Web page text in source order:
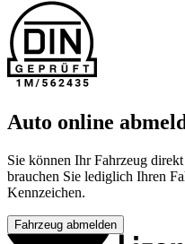
Auto online
Sie können Ihr Fahrzeug
brauchen Sie lediglich Ihren
Kennzeichen.
Fahrzeug abmelden